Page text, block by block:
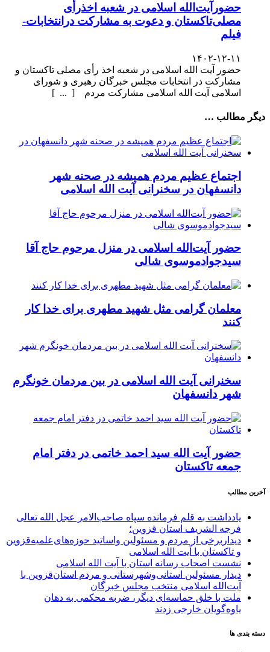
حضورآیت‌الله اسلامی در شعبه اخذرأی
مصلی‌تاکستان و دعوت به مشارکت درانتخابات-
فیلم
۱۴۰۲-۱۲-۱۱
حضور آیت الله اسلامی در شعبه اخذ رأی مصلی تاکستان و
مشارکت در انتخابات مجلس خبرگان رهبری و شورای
اسلامی آیت الله اسلامی مشارکت مردم [ ... ]
دیگر مطالب …
اجتماع عظیم مردم همیشه در صحنه شهر
دانسفهان در سخنرانی آیت الله اسلامی
حضور آیت‌الله اسلامی در منزل مرحوم حاج آقا
سیدجوادموسوی شالی
معلمان گرامی مثل شهید مطهری برای خدا کار
کنند
سخنرانی آیت الله اسلامی در بین مردمان خونگرم
شهر دانسفهان
حضور آیت الله سید احمد خاتمی در دفتر امام
جمعه تاکستان
آخرین مطالب
یادداشت به قلم فرمانده سپاه صاحب‌الامر عجل الله تعالی
فرجه الشریف استان قزوین؛
دیداربرخی از مردم و مسئولین واساتید حوزه‌های‌علمیه‌قزوین
و تاکستان با آیت الله اسلامی
نشست اصحاب رسانه استان با آیت الله اسلامی
دیدار مسئولین استانی‌وشهرستانی و مردم‌ استان‌قزوین با
آیت‌الله‌ اسلامی منتخب مجلس‌ خبرگان
ملت با خلق حماسه‌ای دیگر، ضربه محکمی به دهان
یاوه‌گویان خارجی زدند
دسته بندی ها